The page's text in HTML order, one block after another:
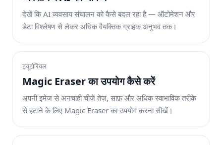
देखें कि AI व्यवसाय संचालन को कैसे बदल रहा है — ऑटोमेशन और
डेटा विश्लेषण से लेकर अधिक वैयक्तिक ग्राहक अनुभव तक।
ट्यूटोरियल
Magic Eraser का उपयोग कैसे करें
अपनी इमेज से अनचाही चीज़ें तेज़, साफ़ और अधिक स्वाभाविक तरीके
से हटाने के लिए Magic Eraser का उपयोग करना सीखें।